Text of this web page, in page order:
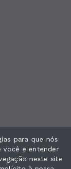
para que nós
você e entender
neste site